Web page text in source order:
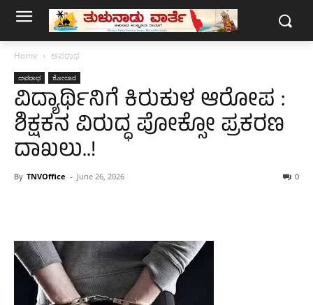
Home ಅಪರಾಧ
ಅಪರಾಧ ಕೋಲಾರ
ವಿದ್ಯಾರ್ಥಿನಿಗೆ ಕಿರುಕುಳ ಆರೋಪ :
ಶಿಕ್ಷಕನ ವಿರುದ್ಧ ಪೋಕ್ಸೋ ಪ್ರಕರಣ
ದಾಖಲು..!
By TNVOffice - June 26, 2026 0